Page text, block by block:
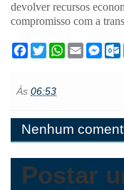
devolver recursos
compromisso com a
F
a
b
o
k
T
w
t
r
W
h
p
p
E
m
M
e
g
e
r
.
Ás 06:53
Nenhum
Postar